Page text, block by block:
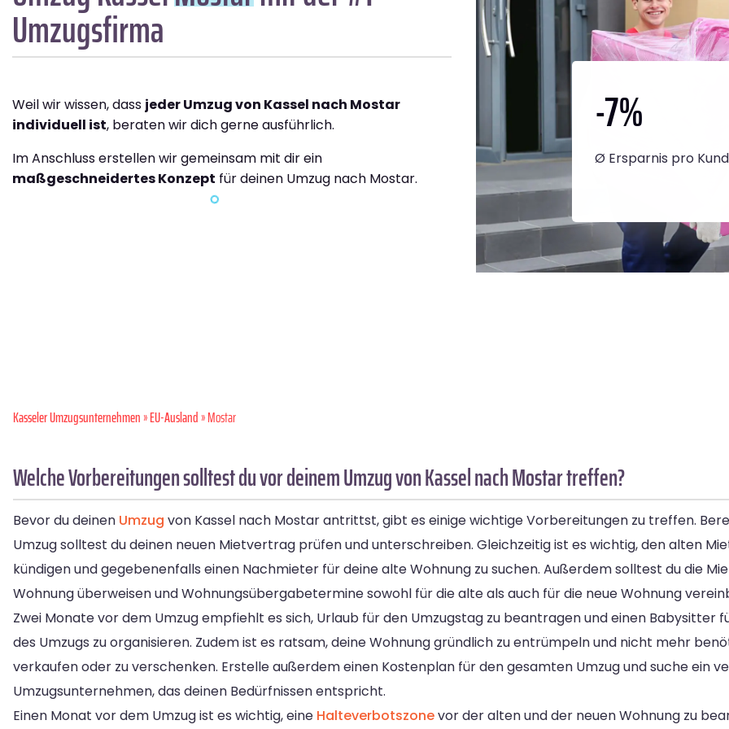
Umzugsfirma
Weil wir wissen, dass jeder Umzug von Kassel nach Mostar
individuell ist, beraten wir dich gerne ausführlich.
Im Anschluss erstellen wir gemeinsam mit dir ein
maßgeschneidertes Konzept für deinen Umzug nach Mostar.
-7%
Ø Ersparnis pro
Kasseler Umzugsunternehmen»EU-Ausland» Mostar
Welche Vorbereitungen solltest du vor deinem Umzug von Kassel nach Mostar treffen?
Bevor du deinen Umzug von Kassel nach Mostar antrittst, gibt es einige wichtige Vorbereitungen zu treffen.
Umzug solltest du deinen neuen Mietvertrag prüfen und unterschreiben. Gleichzeitig ist es wichtig, den alten
kündigen und gegebenenfalls einen Nachmieter für deine alte Wohnung zu suchen. Außerdem solltest du die
Wohnung überweisen und Wohnungsübergabetermine sowohl für die alte als auch für die neue Wohnung
Zwei Monate vor dem Umzug empfiehlt es sich, Urlaub für den Umzugstag zu beantragen und einen Babysitter
des Umzugs zu organisieren. Zudem ist es ratsam, deine Wohnung gründlich zu entrümpeln und nicht mehr
verkaufen oder zu verschenken. Erstelle außerdem einen Kostenplan für den gesamten Umzug und suche ein
Umzugsunternehmen, das deinen Bedürfnissen entspricht.
Einen Monat vor dem Umzug ist es wichtig, eine Halteverbotszonevor der alten und der neuen Wohnung zu